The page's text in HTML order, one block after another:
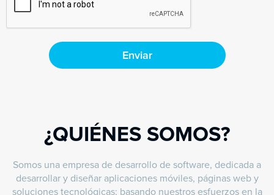
¿QUIÉNES SOMOS?
Somos una empresa de desarrollo de software, dedicada a
desarrollar y diseñar aplicaciones móviles, páginas web y
soluciones tecnológicas; basando nuestros esfuerzos en la